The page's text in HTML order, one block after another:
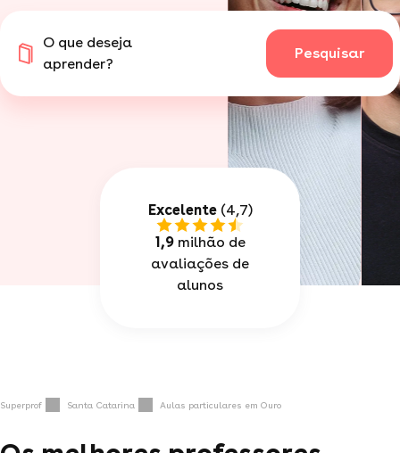
O que deseja
aprender?
Pesquisar
Excelente(4,7)
1,9milhão de
avaliações de
alunos
Superprof Santa Catarina Aulas particulares em Ouro